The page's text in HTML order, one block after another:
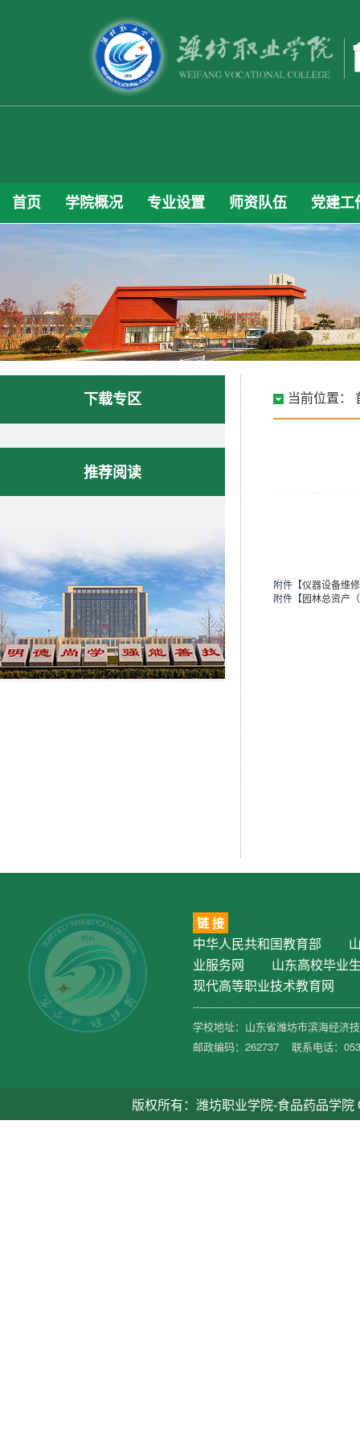
首页 学院概况 专业设置 师资队伍 党建
下载专区
推荐阅读
当前位置：
附件【仪器设备维
附件【 园林总资产
链 接
中华人民共和国教育部
业服务网
山东高校毕业
现代高等职业技术教育网
学校地址：山东省潍坊市滨海经济
邮政编码：262737 联系电话：
版权所有：潍坊职业学院-食品药品学